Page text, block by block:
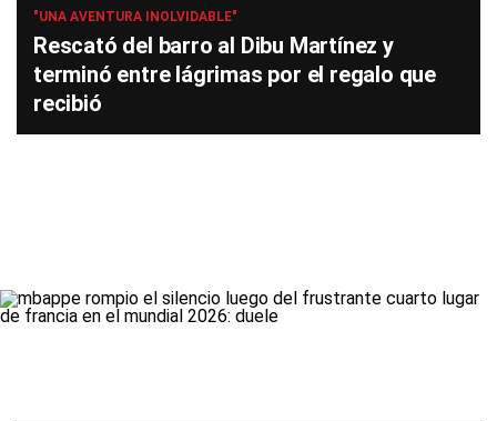
"UNA AVENTURA INOLVIDABLE"
Rescató del barro al Dibu Martínez y
terminó entre lágrimas por el regalo que
recibió